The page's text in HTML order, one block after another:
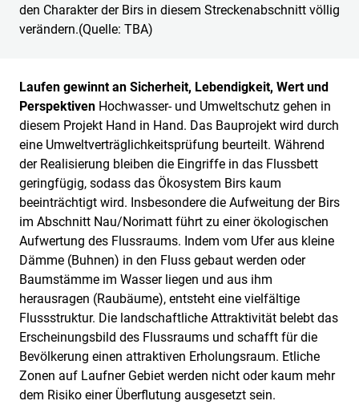
den Charakter der Birs in diesem Streckenabschnitt völlig
verändern.(Quelle: TBA)
Laufen gewinnt an Sicherheit, Lebendigkeit, Wert und
Perspektiven Hochwasser- und Umweltschutz gehen in
diesem Projekt Hand in Hand. Das Bauprojekt wird durch
eine Umweltverträglichkeitsprüfung beurteilt. Während
der Realisierung bleiben die Eingriffe in das Flussbett
geringfügig, sodass das Ökosystem Birs kaum
beeinträchtigt wird. Insbesondere die Aufweitung der Birs
im Abschnitt Nau/Norimatt führt zu einer ökologischen
Aufwertung des Flussraums. Indem vom Ufer aus kleine
Dämme (Buhnen) in den Fluss gebaut werden oder
Baumstämme im Wasser liegen und aus ihm
herausragen (Raubäume), entsteht eine vielfältige
Flussstruktur. Die landschaftliche Attraktivität belebt das
Erscheinungsbild des Flussraums und schafft für die
Bevölkerung einen attraktiven Erholungsraum. Etliche
Zonen auf Laufner Gebiet werden nicht oder kaum mehr
dem Risiko einer Überflutung ausgesetzt sein.